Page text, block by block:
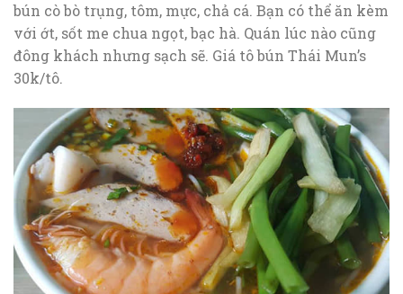
bún cò bò trụng, tôm, mực, chả cá. Bạn có thể ăn kèm
với ớt, sốt me chua ngọt, bạc hà. Quán lúc nào cũng
đông khách nhưng sạch sẽ. Giá tô bún Thái Mun’s
30k/tô.